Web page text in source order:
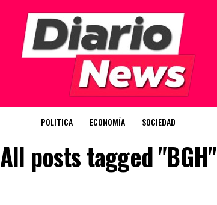
POLITICA ECONOMÍA SOCIEDAD
All posts tagged "BGH"